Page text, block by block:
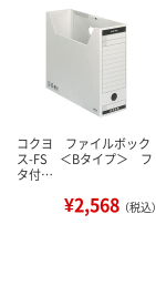
コクヨ ファイルボック
ス-FS ＜Bタイプ＞ フ
タ付…
¥2,568 （税込）